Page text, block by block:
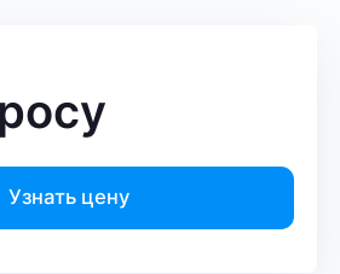
Узнать цену